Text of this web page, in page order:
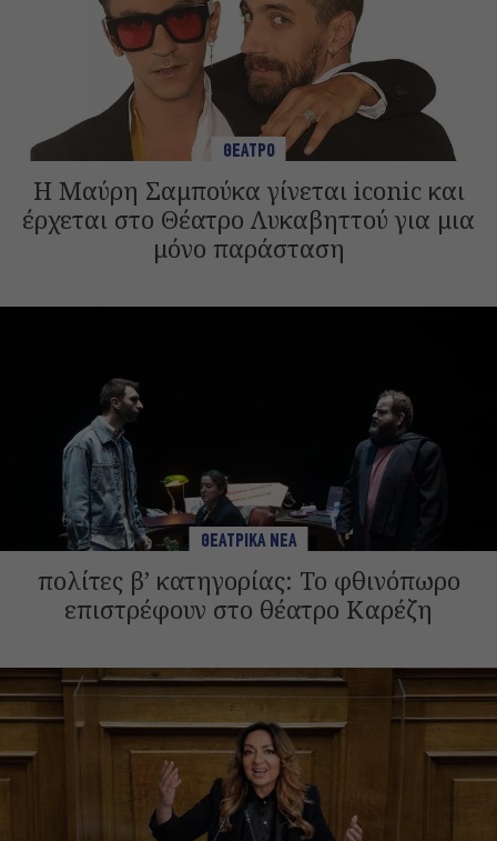
ΘΕΑΤΡΟ
Η Μαύρη Σαμπούκα γίνεται iconic και
έρχεται στο Θέατρο Λυκαβηττού για μια
μόνο παράσταση
ΘΕΑΤΡΙΚΑ ΝΕΑ
πολίτες β’ κατηγορίας: Το φθινόπωρο
επιστρέφουν στο θέατρο Καρέζη